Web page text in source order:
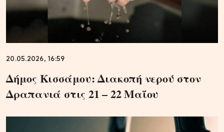
20.05.2026, 16:59
Δήμος Κισσάμου: Διακοπή νερού στον
Δραπανιά στις 21 – 22 Μαΐου